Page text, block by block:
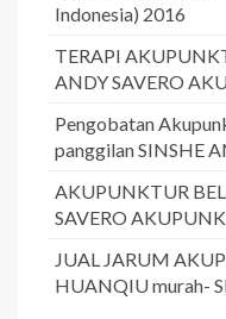
Indonesia) 2016
TERAPI
ANDY SAVERO
Pengobatan
panggilan SINSHE
AKUPUNKTUR
SAVERO
JUAL JARUM
HUANQIU murah-